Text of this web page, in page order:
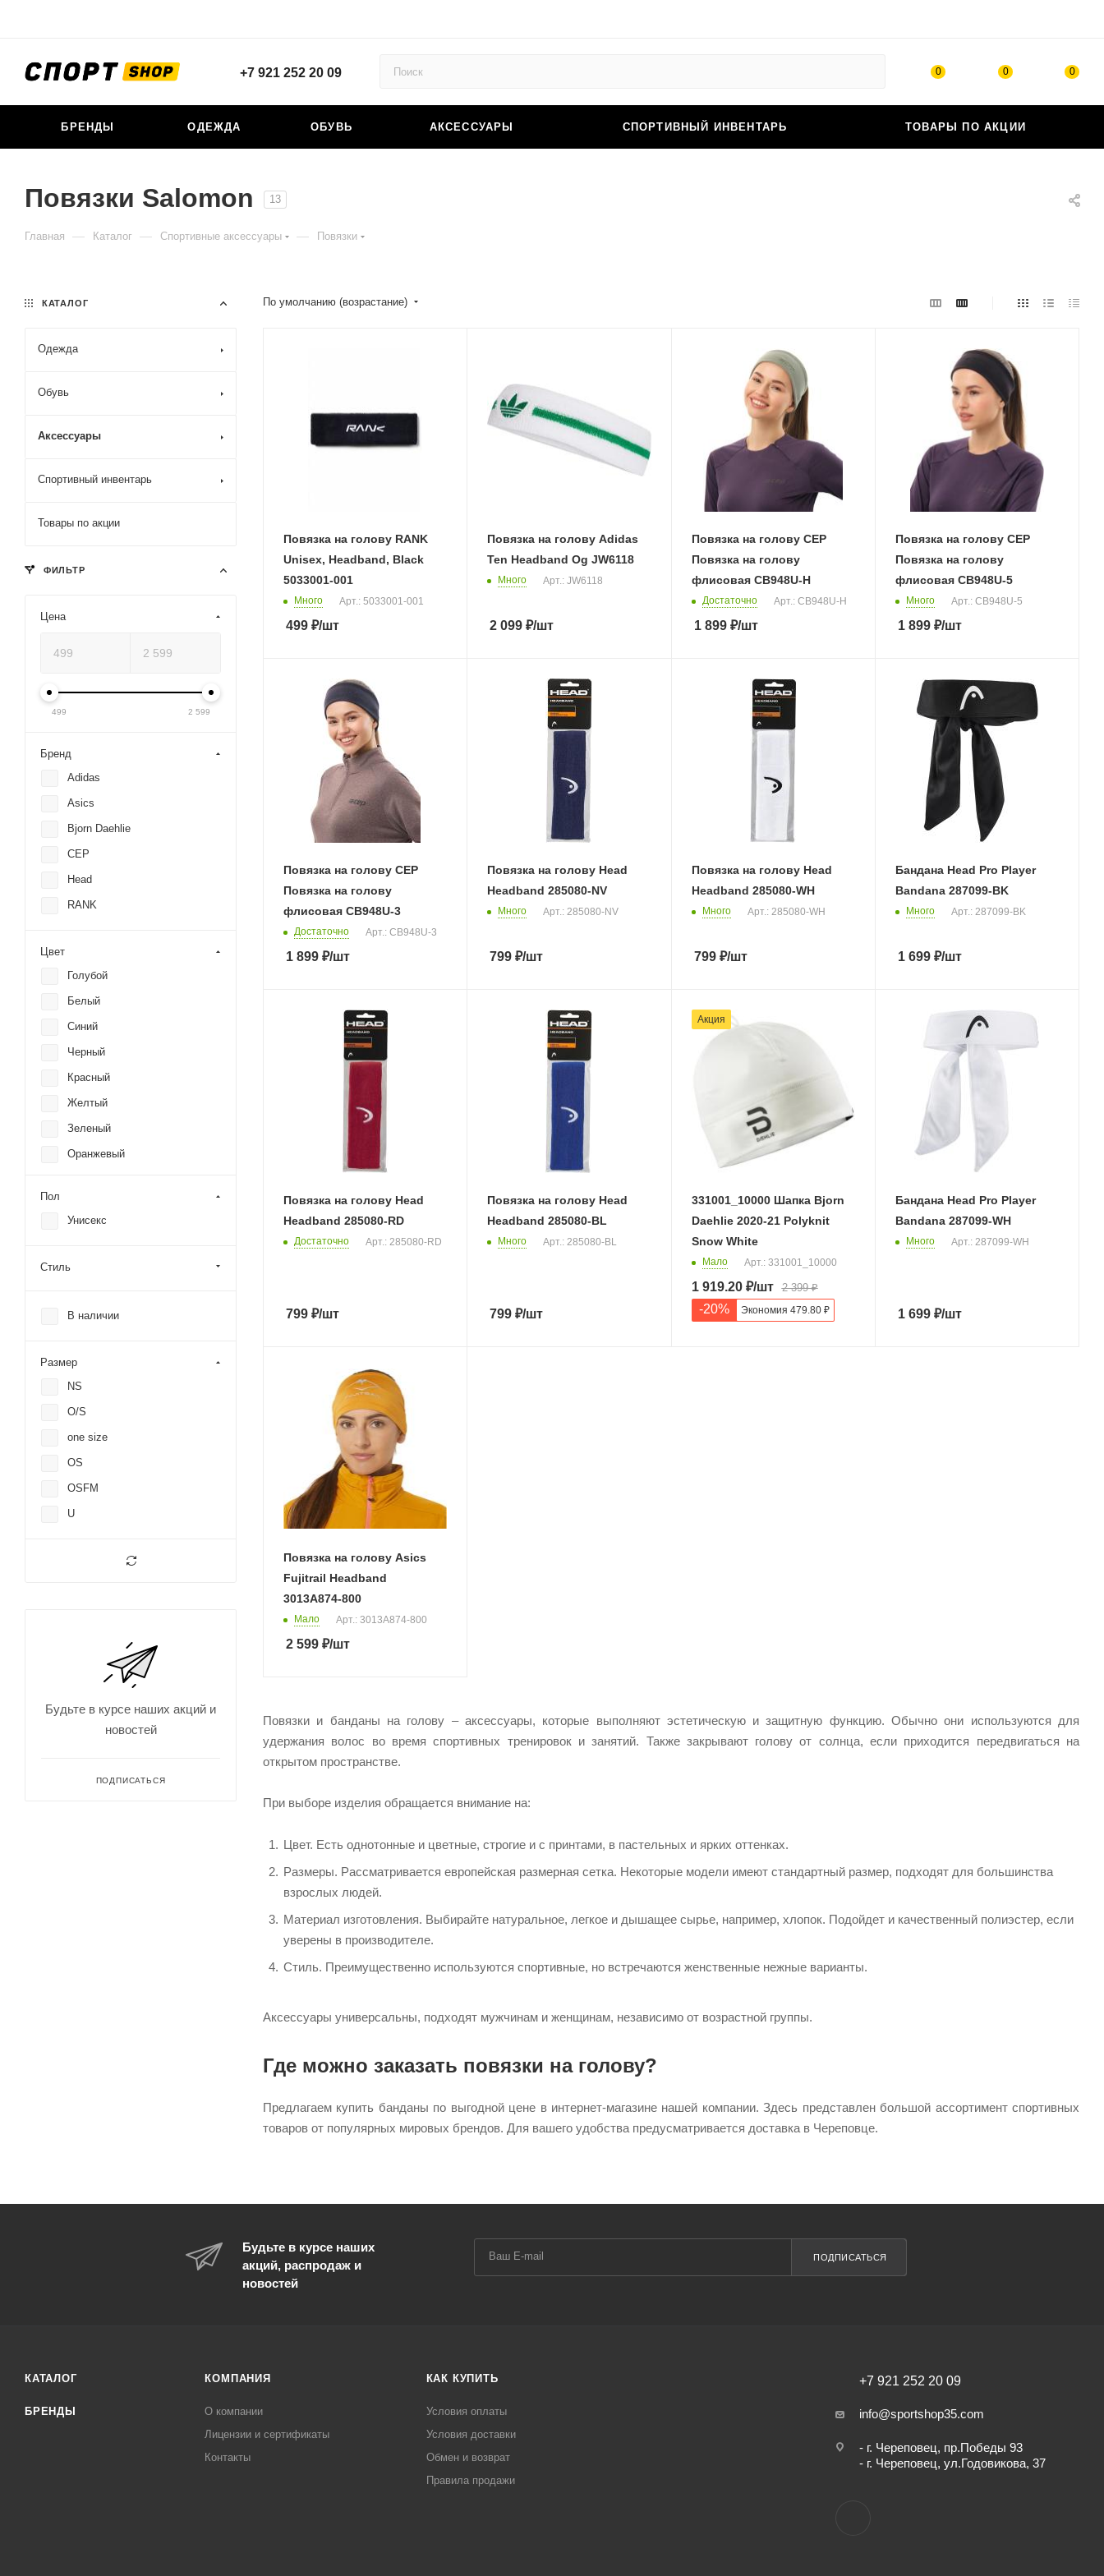
+7 921 252 20 09 0 0 0
БРЕНДЫ ОДЕЖДА ОБУВЬ АКСЕССУАРЫ СПОРТИВНЫЙ ИНВЕНТАРЬ ТОВАРЫ ПО АКЦИИ
Повязки Salomon 13
Главная — Каталог — Спортивные аксессуары — Повязки
По умолчанию (возрастание)
Повязка на голову RANK
Unisex, Headband, Black
5033001-001
Много Арт.: 5033001-001
499 ₽/шт
Повязка на голову Adidas
Ten Headband Og JW6118
Много Арт.: JW6118
2 099 ₽/шт
Повязка на голову CEP
Повязка на голову
флисовая CB948U-H
Достаточно Арт.: CB948U-H
1 899₽/шт
Повязка на голову CEP
Повязка на голову
флисовая CB948U-5
Много Арт.: CB948U-5
1 899₽/шт
Повязка на голову CEP
Повязка на голову
флисовая CB948U-3
Достаточно Арт.: CB948U-3
1 899 ₽/шт
Повязка на голову Head
Headband 285080-NV
Много Арт.: 285080-NV
799 ₽/шт
Повязка на голову Head
Headband 285080-WH
Много Арт.: 285080-WH
799₽/шт
Бандана Head Pro Player
Bandana 287099-BK
Много Арт.: 287099-BK
1 699₽/шт
Повязка на голову Head
Headband 285080-RD
Достаточно Арт.: 285080-RD
799 ₽/шт
Повязка на голову Head
Headband 285080-BL
Много Арт.: 285080-BL
799 ₽/шт
Акция
331001_10000 Шапка Bjorn
Daehlie 2020-21 Polyknit
Snow White
Мало Арт.: 331001_10000
1 919.20₽/шт 2 399₽
-20% Экономия 479.80₽
Бандана Head Pro Player
Bandana 287099-WH
Много Арт.: 287099-WH
1 699₽/шт
Повязка на голову Asics
Fujitrail Headband
3013A874-800
Мало Арт.: 3013A874-800
2 599 ₽/шт
Повязки и банданы на голову – аксессуары, которые выполняют эстетическую и защитную функцию. Обычно они используются для
удержания волос во время спортивных тренировок и занятий. Также закрывают голову от солнца, если приходится передвигаться на
открытом пространстве.
При выборе изделия обращается внимание на:
Цвет. Есть однотонные и цветные, строгие и с принтами, в пастельных и ярких оттенках.
Размеры. Рассматривается европейская размерная сетка. Некоторые модели имеют стандартный размер, подходят для большинства
взрослых людей.
Материал изготовления. Выбирайте натуральное, легкое и дышащее сырье, например, хлопок. Подойдет и качественный полиэстер, если
уверены в производителе.
Стиль. Преимущественно используются спортивные, но встречаются женственные нежные варианты.
Аксессуары универсальны, подходят мужчинам и женщинам, независимо от возрастной группы.
Где можно заказать повязки на голову?
Предлагаем купить банданы по выгодной цене в интернет-магазине нашей компании. Здесь представлен большой ассортимент спортивных
товаров от популярных мировых брендов. Для вашего удобства предусматривается доставка в Череповце.
КАТАЛОГ
Одежда
Обувь
Аксессуары
Спортивный инвентарь
Товары по акции
ФИЛЬТР
Цена
499 2 599
Бренд
Adidas
Asics
Bjorn Daehlie
CEP
Head
RANK
Цвет
Голубой
Белый
Синий
Черный
Красный
Желтый
Зеленый
Оранжевый
Пол
Унисекс
Стиль
В наличии
Размер
NS
O/S
one size
OS
OSFM
U
Будьте в курсе наших акций и
новостей
ПОДПИСАТЬСЯ
Будьте в курсе наших
акций, распродаж и
новостей
ПОДПИСАТЬСЯ
КАТАЛОГ
БРЕНДЫ
КОМПАНИЯ
О компании
Лицензии и сертификаты
Контакты
КАК КУПИТЬ
Условия оплаты
Условия доставки
Обмен и возврат
Правила продажи
+7 921 252 20 09
info@sportshop35.com
- г. Череповец, пр.Победы 93
- г. Череповец, ул.Годовикова, 37